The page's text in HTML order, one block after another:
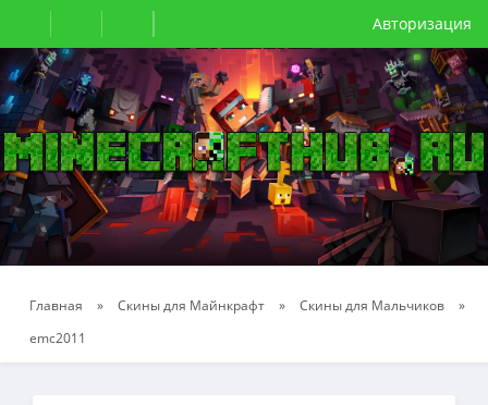
Авторизация
Главная » Скины для Майнкрафт » Скины для Мальчиков
»
emc2011